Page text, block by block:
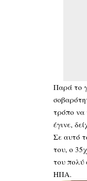
Παρά το
τρόπο να
έγινε,
Σε αυτό
του, ο
του πολύ
ΗΠΑ.